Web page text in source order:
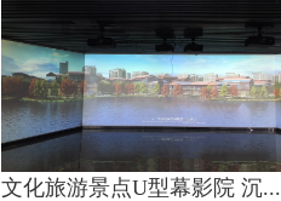
文化旅游景点U型幕影院 沉...